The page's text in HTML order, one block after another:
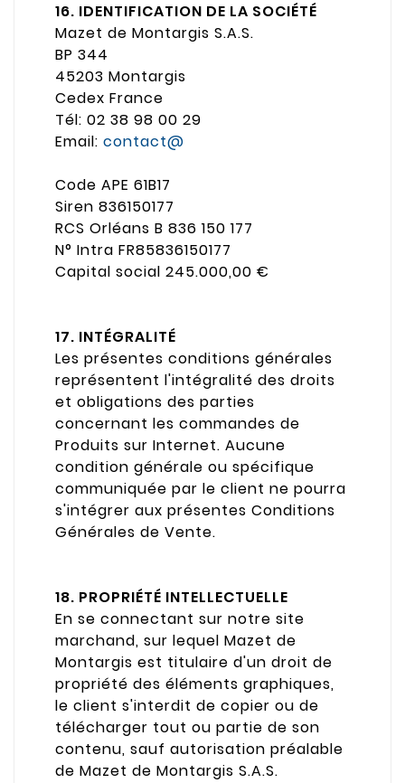
16. IDENTIFICATION DE LA SOCIÉTÉ
Mazet de Montargis S.A.S.
BP 344
45203 Montargis
Cedex France
Tél: 02 38 98 00 29
Email: contact@
Code APE 61B17
Siren 836150177
RCS Orléans B 836 150 177
N° Intra FR85836150177
Capital social 245.000,00 €
17. INTÉGRALITÉ
Les présentes conditions générales
représentent l'intégralité des droits
et obligations des parties
concernant les commandes de
Produits sur Internet. Aucune
condition générale ou spécifique
communiquée par le client ne pourra
s'intégrer aux présentes Conditions
Générales de Vente.
18. PROPRIÉTÉ INTELLECTUELLE
En se connectant sur notre site
marchand, sur lequel Mazet de
Montargis est titulaire d'un droit de
propriété des éléments graphiques,
le client s'interdit de copier ou de
télécharger tout ou partie de son
contenu, sauf autorisation préalable
de Mazet de Montargis S.A.S.